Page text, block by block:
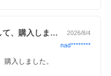
孫の誕生日プレゼントとして、購入しまし… 2026/8/4
nad********
入しました。